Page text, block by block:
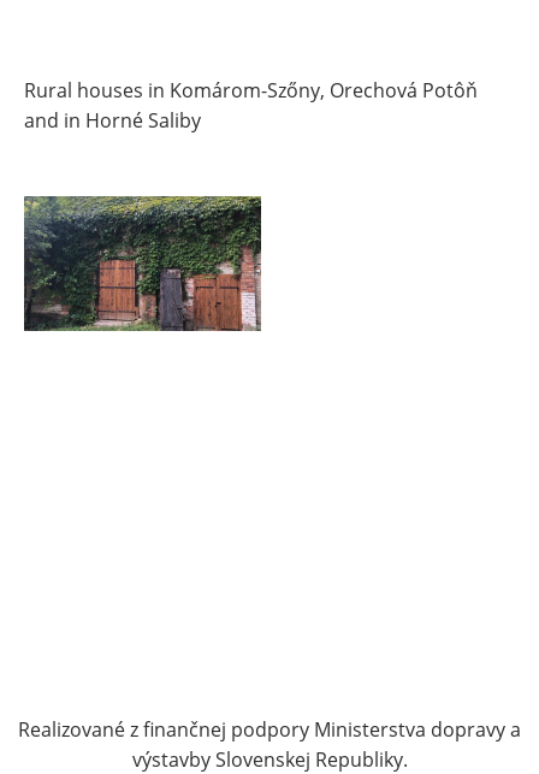
Rural houses in Komárom-Szőny, Orechová Potôň
and in Horné Saliby
Realizované z finančnej podpory Ministerstva dopravy a
výstavby Slovenskej Republiky.